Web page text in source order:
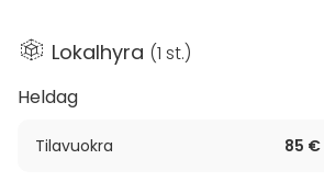
sähköpiano, mikä mahdollistaa
tai kokoukset sujuvasti.
mukaan, jolloin se mukautuu niin
Lokalhyra (1 st.)
Heldag
Tilavuokra 85 €